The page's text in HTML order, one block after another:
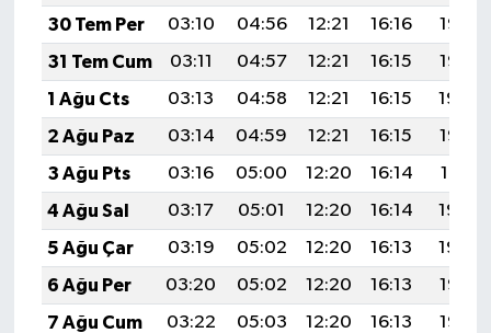
30 Tem Per
03:10 04:56 12:21 16:16
19:36
31 Tem Cum
03:11 04:57 12:21 16:15
19:35
1 Ağu Cts
03:13 04:58 12:21 16:15
19:34
2 Ağu Paz
03:14 04:59 12:21 16:15
19:33
3 Ağu Pts
03:16 05:00 12:20 16:14
19:31
4 Ağu Sal
03:17 05:01 12:20 16:14
19:30
5 Ağu Çar
03:19 05:02 12:20 16:13
19:29
6 Ağu Per
03:20 05:02 12:20 16:13
19:28
7 Ağu Cum
03:22 05:03 12:20 16:13
19:27